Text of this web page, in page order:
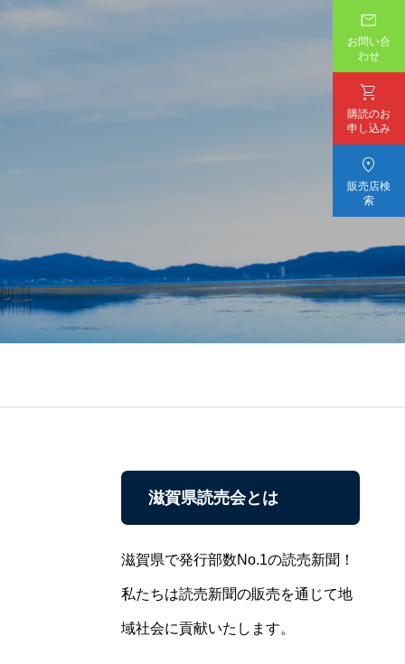

お問い合
わせ

購読のお
申し込み

販売店検
索
滋賀県読売会とは
滋賀県で発行部数No.1の読売新聞！
私たちは読売新聞の販売を通じて地
域社会に貢献いたします。